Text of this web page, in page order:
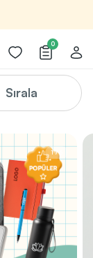
0
Sırala
1/